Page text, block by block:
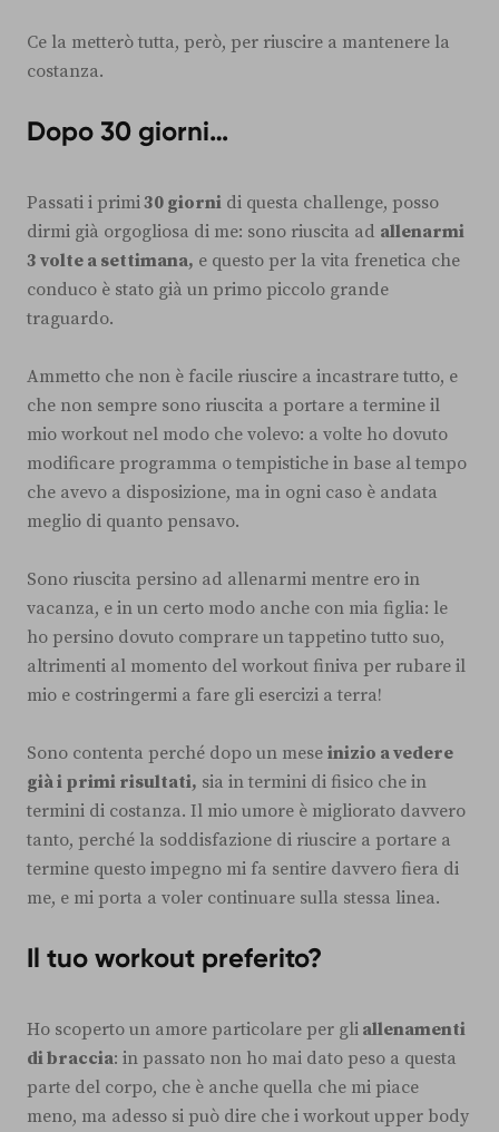
Ce la metterò tutta, però, per riuscire a mantenere la
costanza.
Dopo 30 giorni…
Passati i primi30 giorni di questa challenge, posso
dirmi già orgogliosa di me: sono riuscita ad allenarmi
3 volte a settimana, e questo per la vita frenetica che
conduco è stato già un primo piccolo grande
traguardo.
Ammetto che non è facile riuscire a incastrare tutto, e
che non sempre sono riuscita a portare a termine il
mio workout nel modo che volevo: a volte ho dovuto
modificare programma o tempistiche in base al tempo
che avevo a disposizione, ma in ogni caso è andata
meglio di quanto pensavo.
Sono riuscita persino ad allenarmi mentre ero in
vacanza, e in un certo modo anche con mia figlia: le
ho persino dovuto comprare un tappetino tutto suo,
altrimenti al momento del workout finiva per rubare il
mio e costringermi a fare gli esercizi a terra!
Sono contenta perché dopo un mese inizio a vedere
già i primi risultati, sia in termini di fisico che in
termini di costanza. Il mio umore è migliorato davvero
tanto, perché la soddisfazione di riuscire a portare a
termine questo impegno mi fa sentire davvero fiera di
me, e mi porta a voler continuare sulla stessa linea.
Il tuo workout preferito?
Ho scoperto un amore particolare per gli allenamenti
di braccia: in passato non ho mai dato peso a questa
parte del corpo, che è anche quella che mi piace
meno, ma adesso si può dire che i workout upper body